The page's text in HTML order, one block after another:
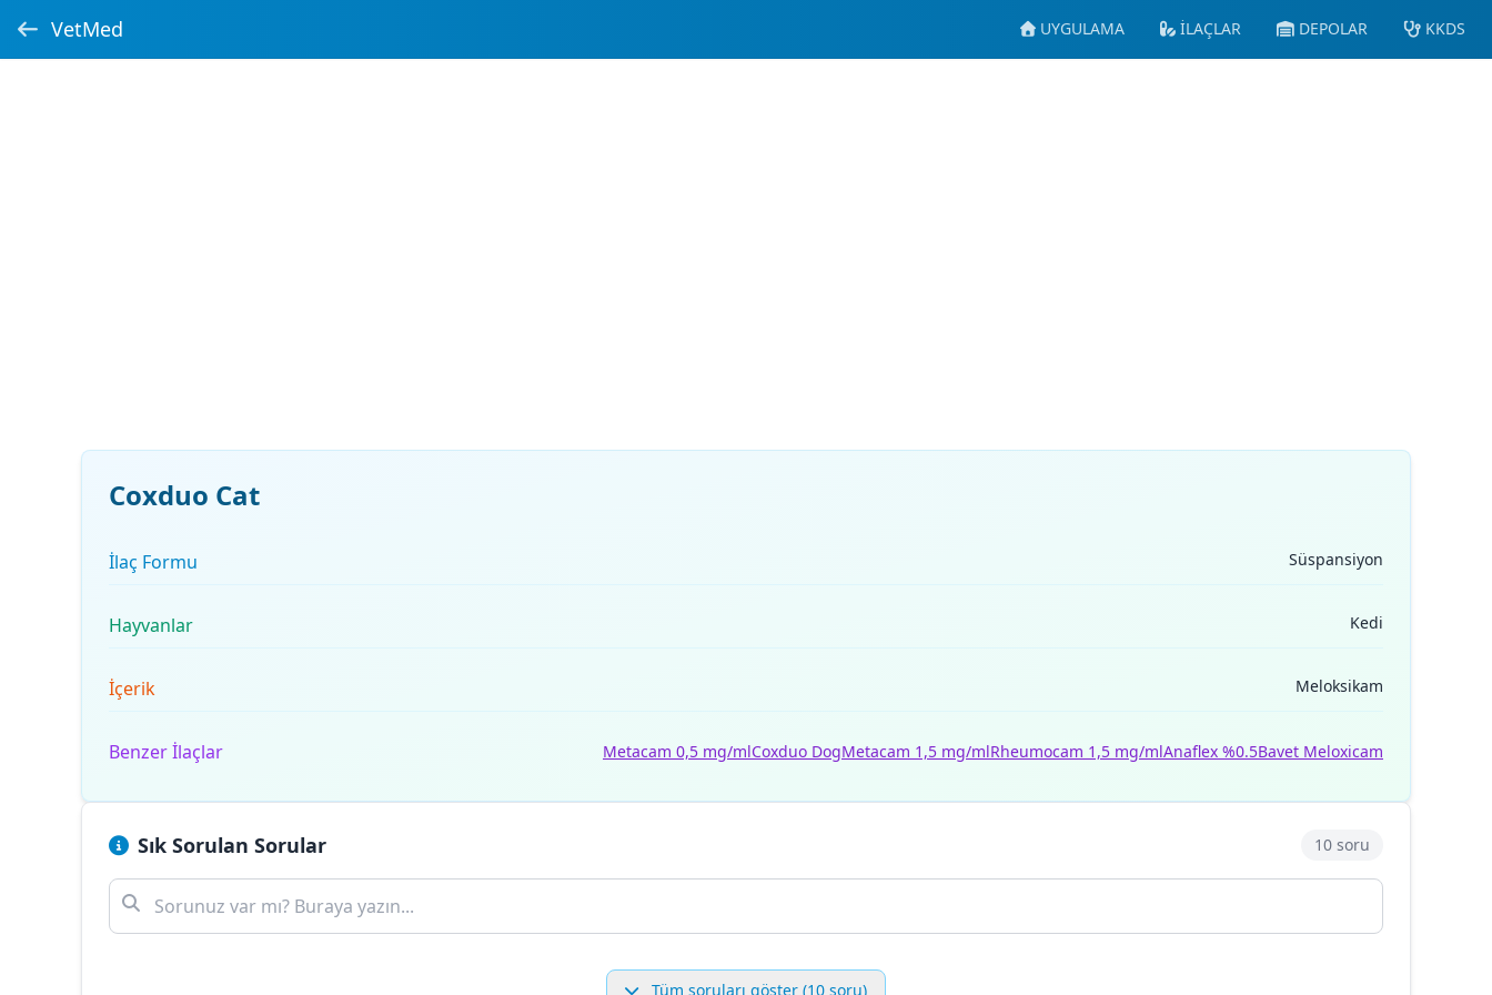
VetMed UYGULAMA İLAÇLAR DEPOLAR KKDS
Coxduo Cat
İlaç Formu Süspansiyon
Hayvanlar Kedi
İçerik Meloksikam
Benzer İlaçlar Metacam 0,5 mg/mlCoxduo DogMetacam 1,5 mg/mlRheumocam 1,5 mg/mlAnaflex %0.5Bavet Meloxicam
Sık Sorulan Sorular 10 soru
Tüm soruları göster (10 soru)